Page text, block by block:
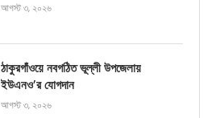
আগস্ট ৩, ২০২৬
ঠাকুরগাঁওয়ে নবগঠিত ভূল্লী উপজেলায়
ইউএনও’র যোগদান
আগস্ট ৩, ২০২৬